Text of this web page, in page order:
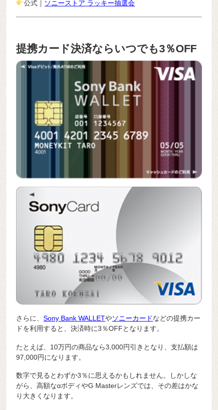
公式｜ ソニーストア ラッキー抽選会
提携カード決済ならいつでも3％OFF
さらに、Sony Bank WALLETやソニーカードなどの提携カー
ドを利用すると、決済時に3％OFFとなります。
たとえば、10万円の商品なら3,000円引きとなり、支払額は
97,000円になります。
数字で見るとわずか3％に思えるかもしれません。しかしな
がら、高額なαボディやG Masterレンズでは、その差はかな
り大きくなります。